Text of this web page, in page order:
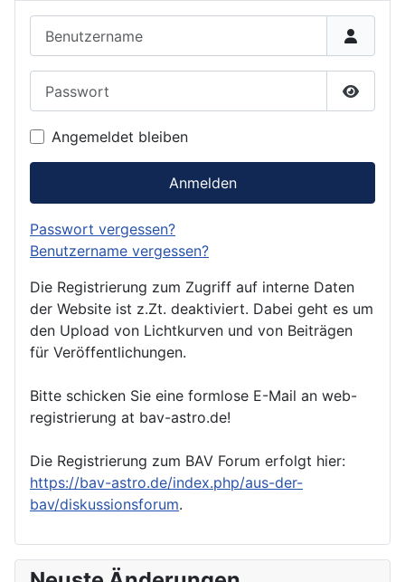
Angemeldet bleiben
Anmelden
Passwort vergessen?
Benutzername vergessen?
Die Registrierung zum Zugriff auf interne Daten
der Website ist z.Zt. deaktiviert. Dabei geht es um
den Upload von Lichtkurven und von Beiträgen
für Veröffentlichungen.
Bitte schicken Sie eine formlose E-Mail an web-
registrierung at bav-astro.de!
Die Registrierung zum BAV Forum erfolgt hier:
https://bav-astro.de/index.php/aus-der-
bav/diskussionsforum.